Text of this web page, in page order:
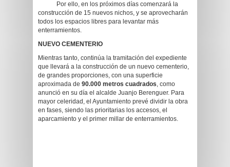
Por ello, en los próximos días comenzará la
construcción de 15 nuevos nichos, y se aprovecharán
todos los espacios libres para levantar más
enterramientos.
NUEVO CEMENTERIO
Mientras tanto, continúa la tramitación del expediente
que llevará a la construcción de un nuevo cementerio,
de grandes proporciones, con una superficie
aproximada de 90.000 metros cuadrados, como
anunció en su día el alcalde Juanjo Berenguer. Para
mayor celeridad, el Ayuntamiento prevé dividir la obra
en fases, siendo las prioritarias los accesos, el
aparcamiento y el primer millar de enterramientos.